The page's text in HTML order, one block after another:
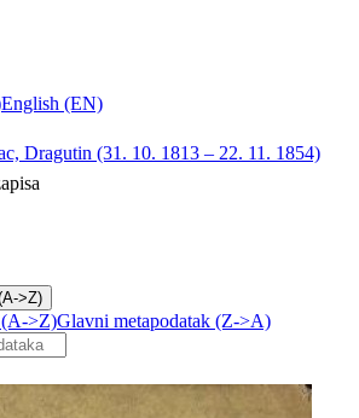
English (EN)
Dragutin (31. 10. 1813 – 22. 11. 1854)
>Z)
(A->Z)Glavni metapodatak (Z->A)